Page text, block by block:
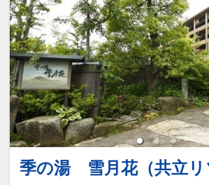
季の湯 雪月花（共立リ